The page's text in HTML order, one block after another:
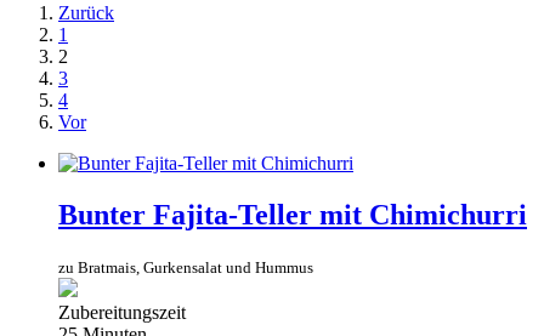
Zurück
1
2
3
4
Vor
Bunter Fajita-Teller mit Chimichurri
zu Bratmais, Gurkensalat und Hummus
Zubereitungszeit